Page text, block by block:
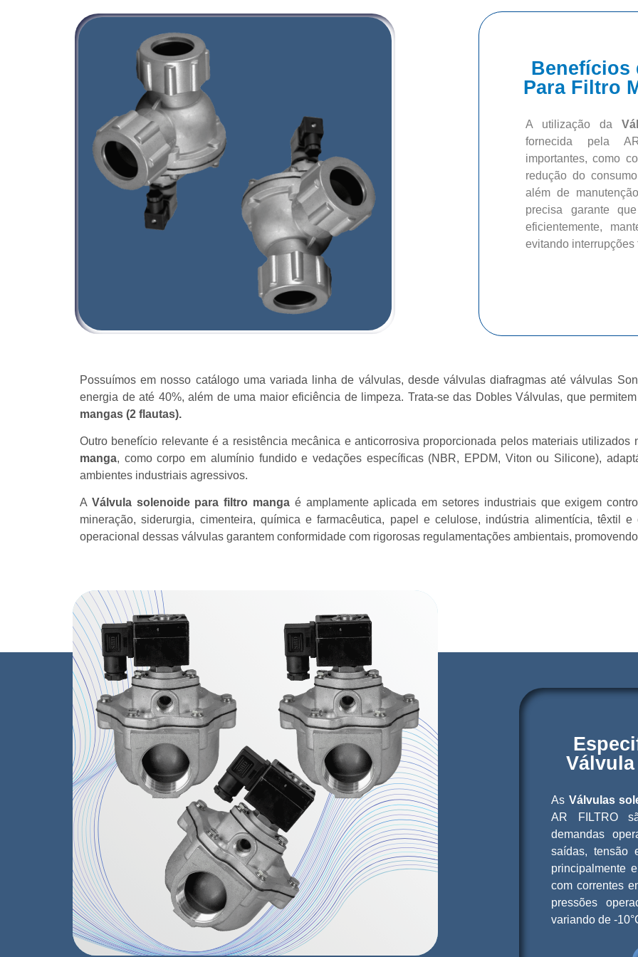
Benefícios
Para Filtro
A utilização da
fornecida pela
importantes, como
redução do
além de
precisa garante
eficientemente,
evitando
Possuímos em nosso catálogo uma variada linha de válvulas, desde válvulas diafragmas até válvulas
energia de até 40%, além de uma maior eficiência de limpeza. Trata-se das Dobles Válvulas, que permitem
mangas (2 flautas).
Outro benefício relevante é a resistência mecânica e anticorrosiva proporcionada pelos materiais
manga, como corpo em alumínio fundido e vedações específicas (NBR, EPDM, Viton ou Silicone),
ambientes industriais agressivos.
A Válvula solenoide para filtro manga é amplamente aplicada em setores industriais que exigem
mineração, siderurgia, cimenteira, química e farmacêutica, papel e celulose, indústria alimentícia, têxtil
operacional dessas válvulas garantem conformidade com rigorosas regulamentações ambientais,
As Válvulas
AR FILTRO
demandas
saídas, tensão
principalmente
com correntes
pressões
variando de -